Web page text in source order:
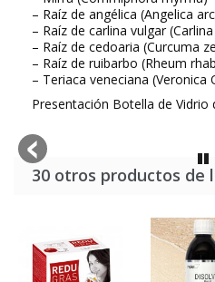
– Raíz de angélica (Angelica
– Raíz de carlina vulgar
– Raíz de cedoaria (Curcuma
– Raíz de ruibarbo (Rheum
– Teriaca veneciana (Veronica
Presentación Botella de Vidrio
30 otros productos de